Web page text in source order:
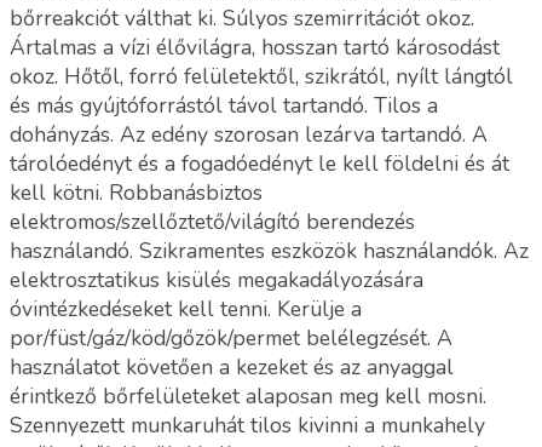
bőrreakciót válthat ki. Súlyos szemirritációt okoz.
Ártalmas a vízi élővilágra, hosszan tartó károsodást
okoz. Hőtől, forró felületektől, szikrától, nyílt lángtól
és más gyújtóforrástól távol tartandó. Tilos a
dohányzás. Az edény szorosan lezárva tartandó. A
tárolóedényt és a fogadóedényt le kell földelni és át
kell kötni. Robbanásbiztos
elektromos/szellőztető/világító berendezés
használandó. Szikramentes eszközök használandók. Az
elektrosztatikus kisülés megakadályozására
óvintézkedéseket kell tenni. Kerülje a
por/füst/gáz/köd/gőzök/permet belélegzését. A
használatot követően a kezeket és az anyaggal
érintkező bőrfelületeket alaposan meg kell mosni.
Szennyezett munkaruhát tilos kivinni a munkahely